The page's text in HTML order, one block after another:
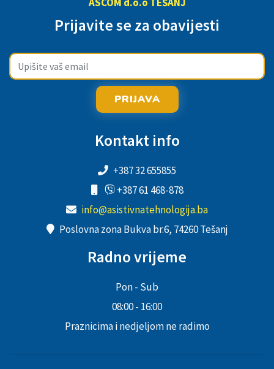
Prijavite se za obavijesti
PRIJAVA
Kontakt info
+387 32 655855
+387 61 468-878
info@asistivnatehnologija.ba
Poslovna zona Bukva br.6, 74260 Tešanj
Radno vrijeme
Pon - Sub
08:00 - 16:00
Praznicima i nedjeljom ne radimo